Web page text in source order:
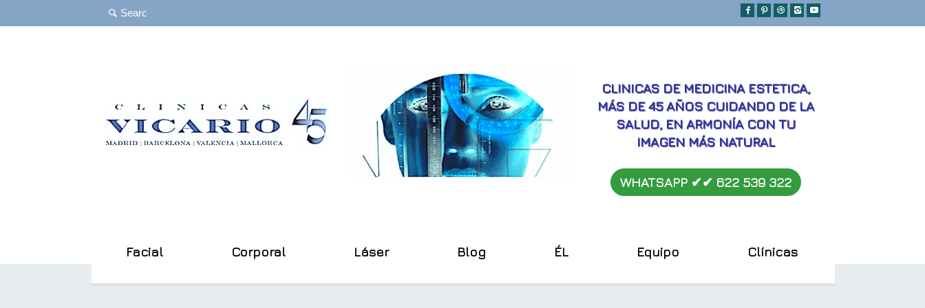
CLINICAS DE MEDICINA ESTETICA,
MÁS DE 45 AÑOS CUIDANDO DE LA
SALUD, EN ARMONÍA CON TU
IMAGEN MÁS NATURAL
WHATSAPP ✔︎✔︎ 622 539 322
Facial Corporal Láser Blog ÉL Equipo Clínicas